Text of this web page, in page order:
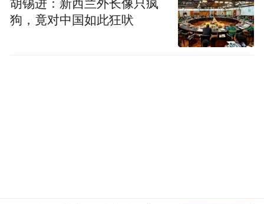
胡锡进：新西兰外长像只疯
狗，竟对中国如此狂吠